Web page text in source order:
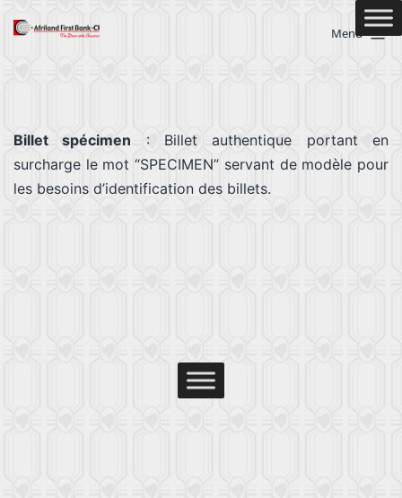
Menu
Billet spécimen : Billet authentique portant en
surcharge le mot “SPECIMEN” servant de modèle pour
les besoins d’identification des billets.